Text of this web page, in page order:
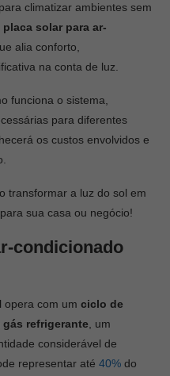
climatizar ambientes sem
placa solar para ar-
alia conforto,
na conta de luz.
funciona o sistema,
para diferentes
os custos envolvidos e
transformar a luz do sol em
sua casa ou negócio!
condicionado
opera com um ciclo de
refrigerante , um
considerável de
representar até 40% do